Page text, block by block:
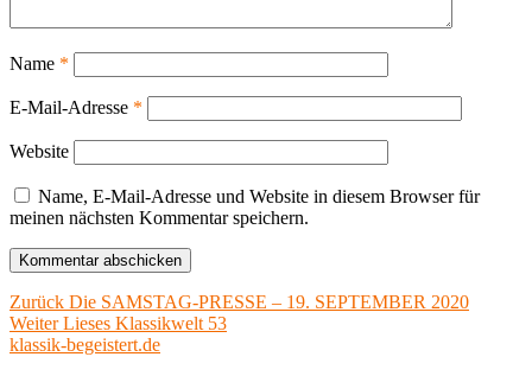
Name *
E-Mail-Adresse *
Website
Name, E-Mail-Adresse und Website in diesem Browser für
meinen nächsten Kommentar speichern.
Beitragsnavigation
Zurück Vorheriger
Beitrag:
Die SAMSTAG-PRESSE – 19. SEPTEMBER 2020
Weiter Nächster
Beitrag:
Lieses Klassikwelt 53
klassik-begeistert.de